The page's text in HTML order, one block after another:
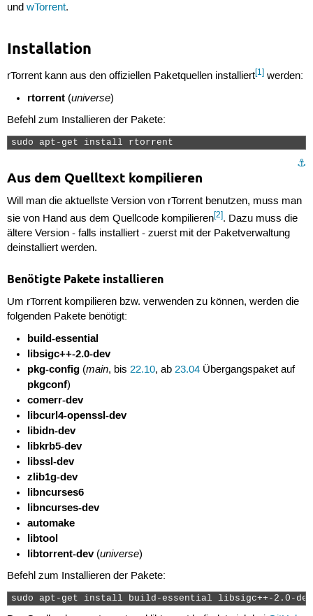
und wTorrent.
Installation
rTorrent kann aus den offiziellen Paketquellen installiert[1]werden:
rtorrent (universe)
Befehl zum Installieren der Pakete:
sudo apt-get install rtorrent
⚓︎
Aus dem Quelltext kompilieren
Will man die aktuellste Version von rTorrent benutzen, muss man
sie von Hand aus dem Quellcode kompilieren[2]. Dazu muss die
ältere Version - falls installiert - zuerst mit der Paketverwaltung
deinstalliert werden.
Benötigte Pakete installieren
Um rTorrent kompilieren bzw. verwenden zu können, werden die
folgenden Pakete benötigt:
build-essential
libsigc++-2.0-dev
pkg-config (main, bis22.10, ab23.04 Übergangspaket auf
pkgconf)
comerr-dev
libcurl4-openssl-dev
libidn-dev
libkrb5-dev
libssl-dev
zlib1g-dev
libncurses6
libncurses-dev
automake
libtool
libtorrent-dev(universe)
Befehl zum Installieren der Pakete:
sudo apt-get install build-essential libsigc++-2.0-